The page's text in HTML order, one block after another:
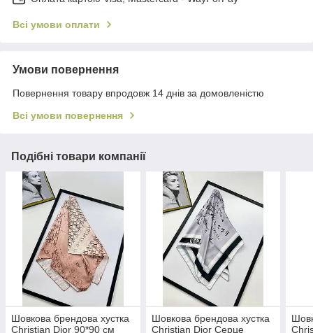
Всі умови оплати
Умови повернення
Повернення товару впродовж 14 днів за домовленістю
Всі умови повернення
Подібні товари компанії
Шовкова брендова хустка
Christian Dior 90*90 см
Шовкова брендова хустка
Christian Dior Серце